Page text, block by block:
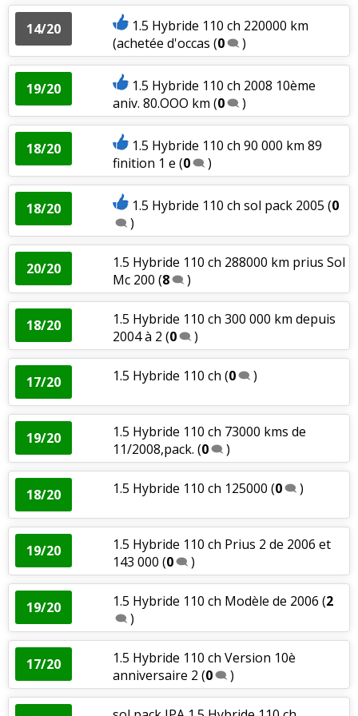
14/20
1.5 Hybride 110 ch 220000 km
(achetée d'occas (0 )
19/20
1.5 Hybride 110 ch 2008 10ème
aniv. 80.OOO km (0 )
18/20
1.5 Hybride 110 ch 90 000 km 89
finition 1 e (0 )
18/20 1.5 Hybride 110 ch sol pack 2005 (0
)
20/20
1.5 Hybride 110 ch 288000 km prius Sol
Mc 200 (8 )
18/20
1.5 Hybride 110 ch 300 000 km depuis
2004 à 2 (0 )
17/20 1.5 Hybride 110 ch (0 )
19/20
1.5 Hybride 110 ch 73000 kms de
11/2008,pack. (0 )
18/20 1.5 Hybride 110 ch 125000 (0 )
19/20
1.5 Hybride 110 ch Prius 2 de 2006 et
143 000 (0 )
19/20 1.5 Hybride 110 ch Modèle de 2006 (2
)
17/20
1.5 Hybride 110 ch Version 10è
anniversaire 2 (0 )